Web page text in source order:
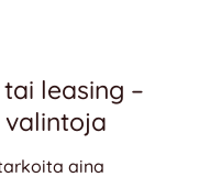
leasing –
aina